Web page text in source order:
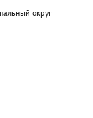
округ